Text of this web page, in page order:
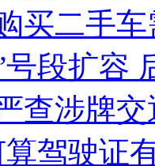
买二手
号段扩容
查涉牌
驾驶证